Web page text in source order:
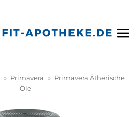
» Primavera » Primavera Ätherische
Öle